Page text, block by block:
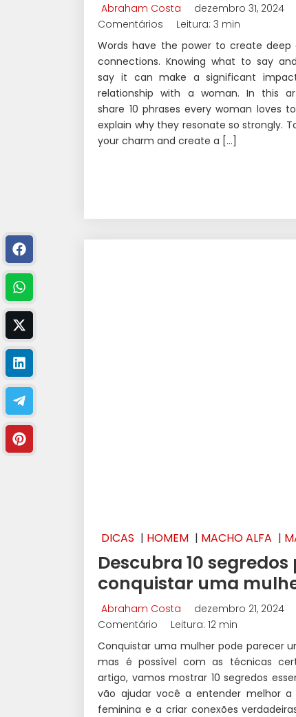
Abraham Costa dezembro 31, 2024
Comentários
Leitura: 3 min
Words have the power to create deep
connections. Knowing what to say
say it can make a significant
relationship with a woman. In this
share 10 phrases every woman loves
explain why they resonate so strongly.
your charm and create a […]
DICAS | HOMEM | MACHO ALFA |
ALPHA
Descubra 10
conquistar uma
Abraham Costa dezembro 21, 2024
Comentário
Leitura: 12 min
Conquistar uma mulher pode parecer
mas é possível com as técnicas
artigo, vamos mostrar 10 segredos
vão ajudar você a entender melhor a
feminina e a criar conexões